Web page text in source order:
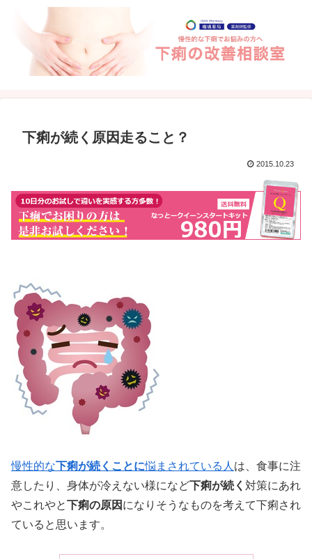
下痢が続く原因走ること？
2015.10.23
慢性的な下痢が続くことに悩まされている人 は、食事に注
意したり、身体が冷えない様になど下痢が続く 対策にあれ
やこれやと下痢の原因 になりそうなものを考えて下痢され
ていると思います。